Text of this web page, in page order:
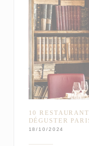
10
DÉGUSTER
18/10/2024